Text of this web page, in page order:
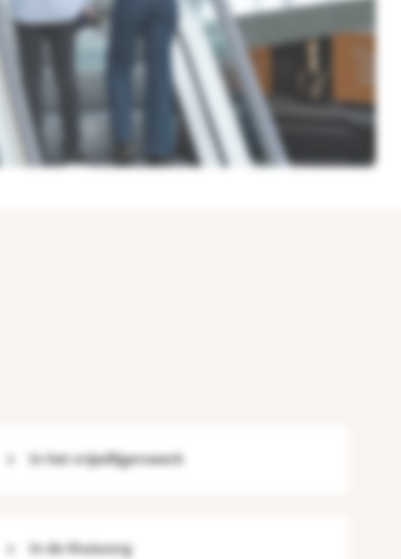
In het vrijwilligerswerk
In de thuiszorg